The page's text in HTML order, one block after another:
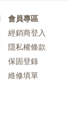
會員專區
經銷商登入
隱私權條款
保固登錄
維修填單